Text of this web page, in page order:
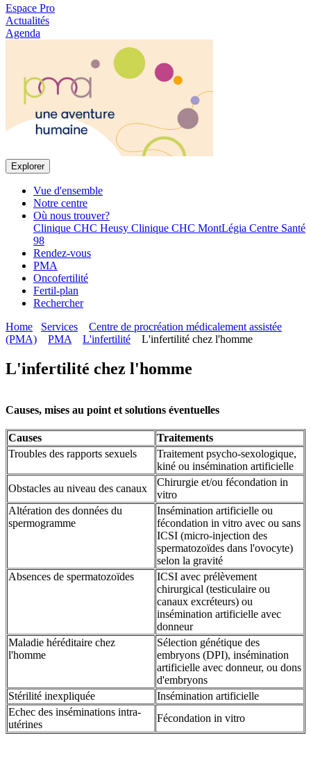
Espace Pro
Actualités
Agenda
Explorer
Vue d'ensemble
Notre centre
Où nous trouver?
Clinique CHC Heusy Clinique CHC MontLégia Centre Santé
98
Rendez-vous
PMA
Oncofertilité
Fertil-plan
Rechercher
Home
Services
Centre de procréation médicalement assistée
(PMA)
PMA L'infertilité L'infertilité chez l'homme
L'infertilité chez l'homme
Causes, mises au point et solutions éventuelles
Causes
Traitements
Troubles des rapports sexuels
Traitement psycho-sexologique,
kiné ou insémination artificielle
Obstacles au niveau des canaux
Chirurgie et/ou fécondation in
vitro
Altération des données du
spermogramme
Insémination artificielle ou
fécondation in vitro avec ou sans
ICSI (micro-injection des
spermatozoïdes dans l'ovocyte)
selon la gravité
Absences de spermatozoïdes
ICSI avec prélèvement
chirurgical (testiculaire ou
canaux excréteurs) ou
insémination artificielle avec
donneur
Maladie héréditaire chez
l'homme
Sélection génétique des
embryons (DPI), insémination
artificielle avec donneur, ou dons
d'embryons
Stérilité inexpliquée
Insémination artificielle
Echec des inséminations intra-
utérines
Fécondation in vitro